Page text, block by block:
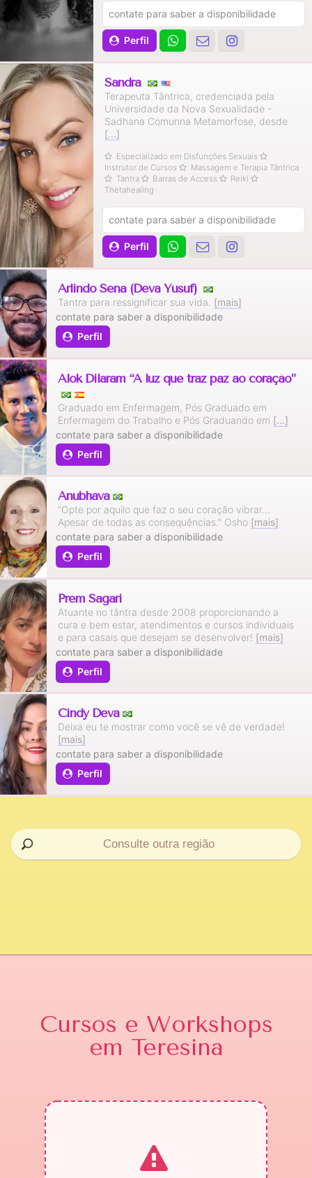
Perfil
contate para saber a disponibilidade
Sandra
Terapeuta Tântrica, credenciada pela
Universidade da Nova Sexualidade -
Sadhana Comunna Metamorfose, desde
[...]
Especializado em Disfunções Sexuais
Instrutor de Cursos
Massagem e Terapia Tântrica
Tantra
Barras de Access
Reiki
Thetahealing
Perfil
contate para saber a disponibilidade
Arlindo Sena (Deva Yusuf)
Tantra para ressignificar sua vida. [mais]
Perfil
contate para saber a disponibilidade
Alok Dilaram “A luz que traz paz ao coração”
Graduado em Enfermagem, Pós Graduado em
Enfermagem do Trabalho e Pós Graduando em [...]
Perfil
contate para saber a disponibilidade
Anubhava
"Opte por aquilo que faz o seu coração vibrar...
Apesar de todas as consequências." Osho [mais]
Perfil
contate para saber a disponibilidade
Prem Sagari
Atuante no tântra desde 2008 proporcionando a
cura e bem estar, atendimentos e cursos individuais
e para casais que desejam se desenvolver! [mais]
Perfil
contate para saber a disponibilidade
Cindy Deva
Deixa eu te mostrar como você se vê de verdade!
[mais]
Perfil
contate para saber a disponibilidade
Cursos e Workshops
em Teresina